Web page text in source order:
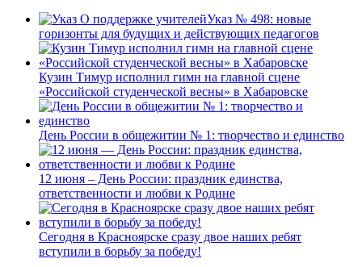
Указ № 498: новые
горизонты для будущих и действующих педагогов
Кузин Тимур исполнил гимн на главной сцене
«Российской студенческой весны» в Хабаровске
День России в общежитии № 1: творчество и единство
12 июня – День России: праздник единства,
ответственности и любви к Родине
Сегодня в Красноярске сразу двое наших ребят
вступили в борьбу за победу!